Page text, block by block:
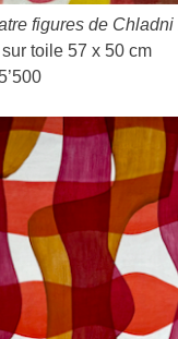
figures de Chladni
toile 57 x 50 cm